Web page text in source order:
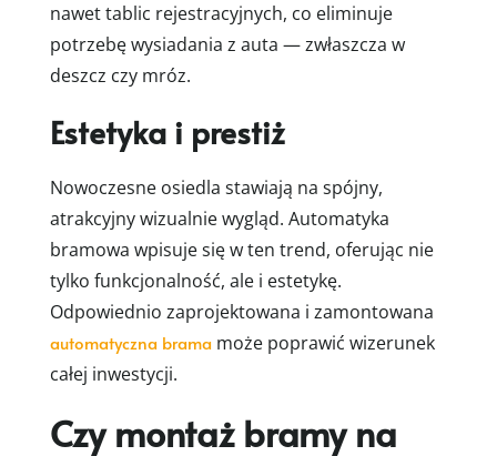
nawet tablic rejestracyjnych, co eliminuje
potrzebę wysiadania z auta — zwłaszcza w
deszcz czy mróz.
Estetyka i prestiż
Nowoczesne osiedla stawiają na spójny,
atrakcyjny wizualnie wygląd. Automatyka
bramowa wpisuje się w ten trend, oferując nie
tylko funkcjonalność, ale i estetykę.
Odpowiednio zaprojektowana i zamontowana
automatyczna bramamoże poprawić wizerunek
całej inwestycji.
Czy montaż bramy na